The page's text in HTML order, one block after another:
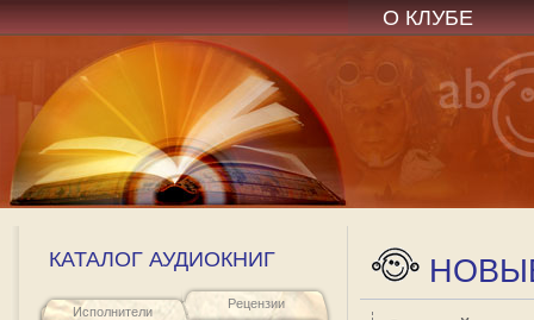
О КЛУБЕ
КАТАЛОГ АУДИОКНИГ
Исполнители
Рецензии